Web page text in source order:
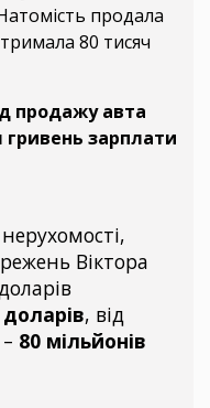
продала
80 тисяч
продажу авта
гривень зарплати
Віктора
, від
80 мільйонів